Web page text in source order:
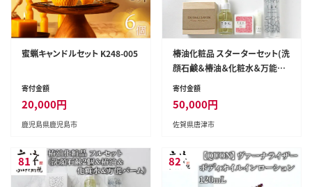
蜜蝋キャンドルセット K248-005
寄付金額
20,000円
鹿児島県鹿児島市
椿油化粧品 スターターセット(洗
顔石鹸＆椿油＆化粧水＆万能バ
ーム＆リップクリーム) 無添加 T
寄付金額
50,000円
佐賀県唐津市
81 82